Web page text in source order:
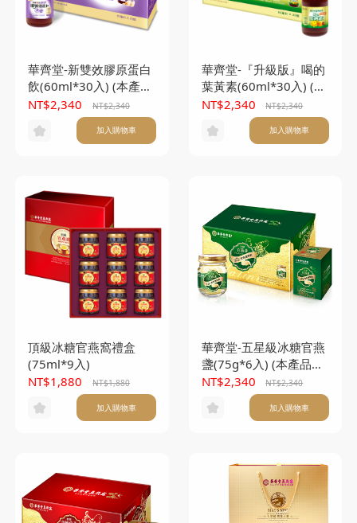
華齊堂-新雙效膠原蛋白
飲(60ml*30入) (本產品
不附提袋)
NT$2,340 NT$2,340
加入購物車
華齊堂-『升級版』喝的
葉黃素(60ml*30入) (本
產品不附提袋)
NT$2,340 NT$2,340
加入購物車
頂級冰糖官燕窩禮盒
(75ml*9入)
NT$1,880
NT$1,880
加入購物車
華齊堂-五星級冰糖官燕
盞(75g*6入) (本產品不
另附提袋)
NT$2,340 NT$2,340
加入購物車